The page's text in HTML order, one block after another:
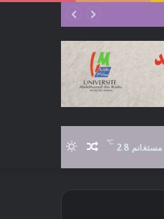
الوضعمقال مستغانم 28
℃